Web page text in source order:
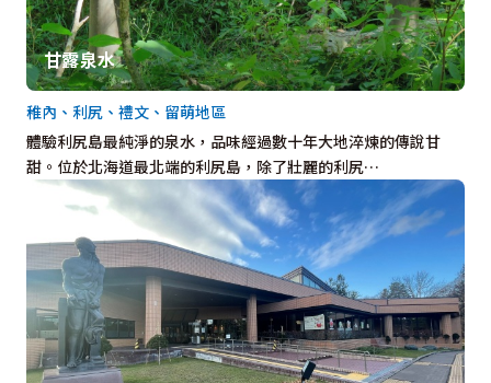
甘露泉水
體驗利尻島最純淨的泉水，品味經過數十年大地淬煉的傳說甘
甜。位於北海道最北端的利尻島，除了壯麗的利尻…
稚內、利尻、禮文、留萌地區